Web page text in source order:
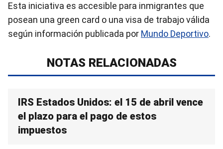
Esta iniciativa es accesible para inmigrantes que
posean una green card o una visa de trabajo válida
según información publicada por Mundo Deportivo.
NOTAS RELACIONADAS
IRS Estados Unidos: el 15 de abril vence
el plazo para el pago de estos
impuestos